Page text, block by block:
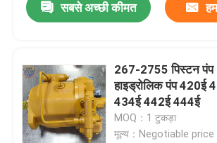
सबसे अच्छी कीमत
267-2755 पिस्टन
हाइड्रोलिक पंप 420ई
434ई 442ई 444ई
MOQ：1 टुकड़ा
मूल्य：Negotiable price